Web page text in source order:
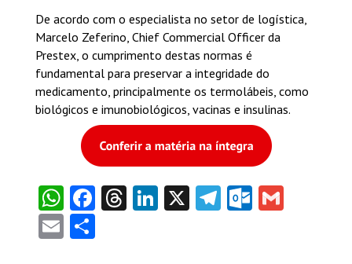
De acordo com o especialista no setor de logística,
Marcelo Zeferino, Chief Commercial Officer da
Prestex, o cumprimento destas normas é
fundamental para preservar a integridade do
medicamento, principalmente os termolábeis, como
biológicos e imunobiológicos, vacinas e insulinas.
WhatsApp
Facebook
Threads
LinkedIn
X TelegramGmail
EmailShare